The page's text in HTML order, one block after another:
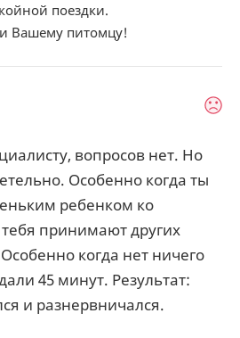
поездки.
Вашему питомцу!
вопросов нет. Но
Особенно когда ты
ребенком ко
принимают других
когда нет ничего
45 минут. Результат:
и разнервничался.